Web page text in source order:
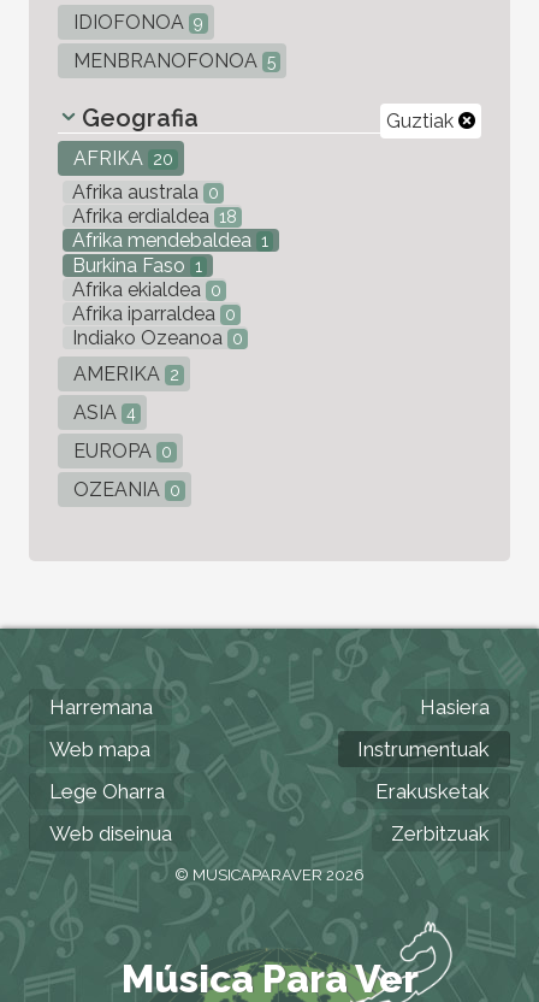
IDIOFONOA 9
MENBRANOFONOA 5
Guztiak
Geografia
AFRIKA 20
Afrika australa 0
Afrika erdialdea 18
Afrika mendebaldea 1
Burkina Faso 1
Afrika ekialdea 0
Afrika iparraldea 0
Indiako Ozeanoa 0
AMERIKA 2
ASIA 4
EUROPA 0
OZEANIA 0
Harremana
Web mapa
Lege Oharra
Web diseinua
Hasiera
Instrumentuak
Erakusketak
Zerbitzuak
© MUSICAPARAVER 2026
Música Para Ver